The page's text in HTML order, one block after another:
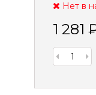
Нет в
1 281